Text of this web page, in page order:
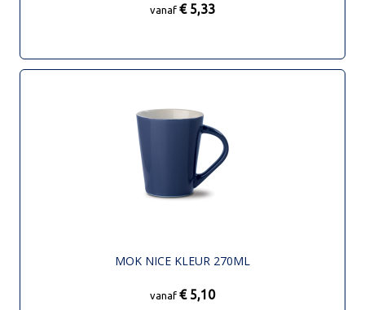
vanaf € 5,33
MOK NICE KLEUR 270ML
vanaf € 5,10